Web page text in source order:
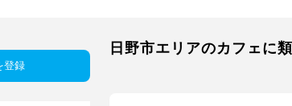
登録
日野市エリアのカフェに